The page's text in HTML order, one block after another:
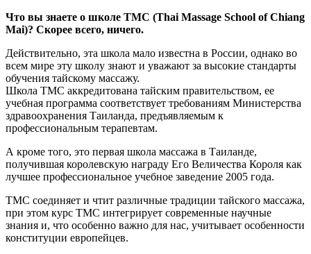
Что вы знаете о школе ТМС (Thai Massage School of Chiang
Mai)? Скорее всего, ничего.
Действительно, эта школа мало известна в России, однако во
всем мире эту школу знают и уважают за высокие стандарты
обучения тайскому массажу.
Школа ТМС аккредитована тайским правительством, ее
учебная программа соответствует требованиям Министерства
здравоохранения Таиланда, предъявляемым к
профессиональным терапевтам.
А кроме того, это первая школа массажа в Таиланде,
получившая королевскую награду Его Величества Короля как
лучшее профессиональное учебное заведение 2005 года.
TMC соединяет и чтит различные традиции тайского массажа,
при этом курс TMC интегрирует современные научные
знания и, что особенно важно для нас, учитывает особенности
конституции европейцев.